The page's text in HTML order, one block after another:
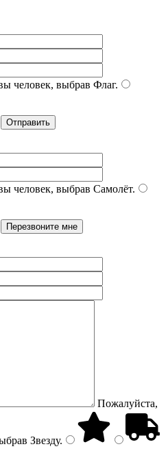
человек, выбрав Флаг.
человек, выбрав Самолёт.
Пожалуйста,
Звезду.